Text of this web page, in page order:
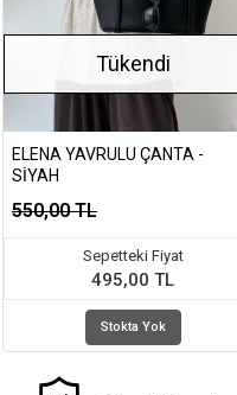
Tükendi
ELENA YAVRULU ÇANTA -
SIYAH
550,00 TL
Sepetteki Fiyat
495,00 TL
Stokta Yok